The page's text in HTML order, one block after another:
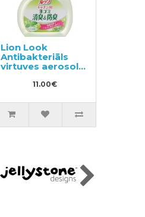
Lion Look
Antibakteriāls
virtuves aerosols
ar piparmētras
aromātu 300ml
11.00€